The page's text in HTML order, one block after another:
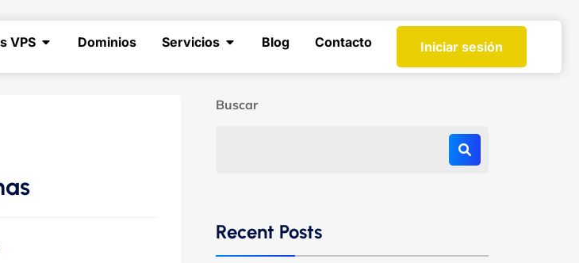
VPS Dominios Servicios Blog Contacto Iniciar sesión
Buscar
Recent Posts